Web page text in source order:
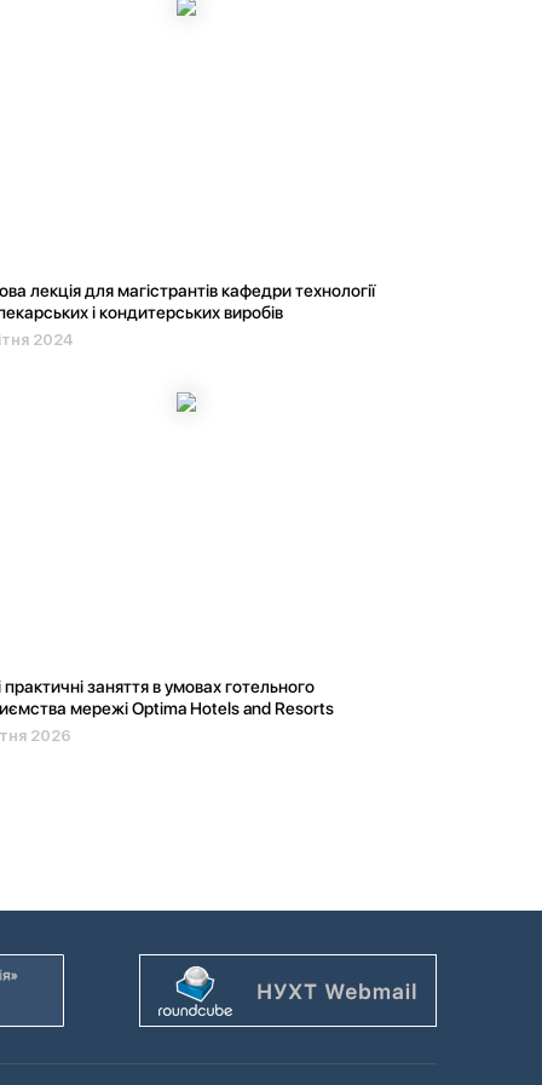
лекція для магістрантів кафедри технології
і кондитерських виробів
2024
практичні заняття в умовах готельного
мережі Optima Hotels and Resorts
2026